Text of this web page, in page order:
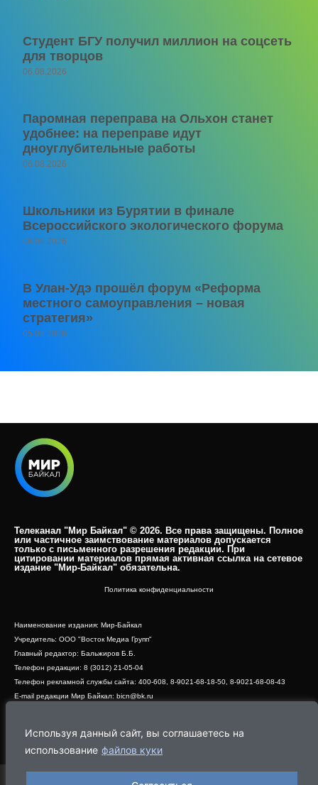
Используя данный сайт, вы соглашаетесь на
использование файлов куки
Студент БГУ получил миллион на соцсеть
для творцов
06.08.2026
Паромная переправа на Ольхон станет
удобнее: на переправе идут
дноуглубительные работы
06.08.2026
Школьники из Бурятии в финале
Всероссийского экологического форума
06.08.2026
В Улан-Удэ прошёл форум «Реформа
местного самоуправления – новая
стратегия»
05.08.2026
Телеканал "Мир Байкал" © 2026. Все права защищены. Полное
или частичное заимствование материалов допускается
только с письменного разрешения редакции. При
цитировании материалов прямая активная ссылка на сетевое
издание "Мир-Байкал" обязательна.​
Политика конфиденциальности
Наименование издания: Мир-Байкал
Учредитель: ООО "Восток Медиа Групп"
Главный редактор: Бальжиров Б.Б.
Телефон редакции: 8 (3012) 21-05-04
Телефон рекламной службы сайта: 400-608, 8-9021-68-18-50, 8-9021-68-08-43
E-mail редакции Мир Байкал: bicn@bk.ru
Адрес редакции: 670000, г. Улан-Удэ, ул. Профсоюзная, дом 44, офис 1